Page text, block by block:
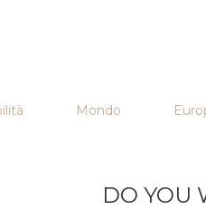
Mondo
DO YOU